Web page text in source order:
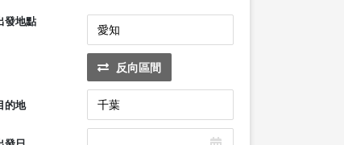
發地點
反向區間
的地